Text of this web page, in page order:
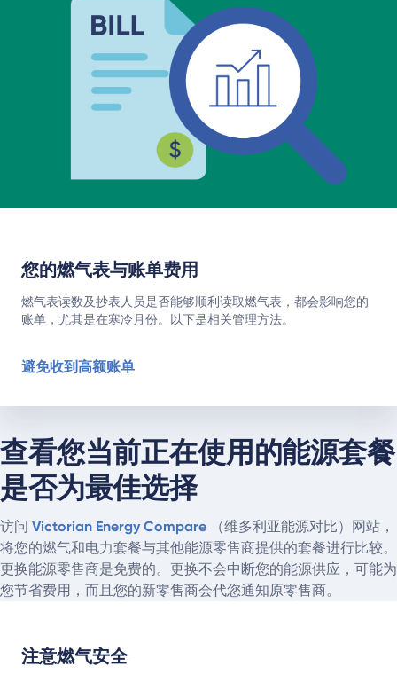
您的燃气表与账单费用
燃气表读数及抄表人员是否能够顺利读取燃气表，都会影响您的
账单，尤其是在寒冷月份。以下是相关管理方法。
避免收到高额账单
查看您当前正在使用的能源套餐
是否为最佳选择
访问 Victorian Energy Compare （维多利亚能源对比）网站，
将您的燃气和电力套餐与其他能源零售商提供的套餐进行比较。
更换能源零售商是免费的。更换不会中断您的能源供应，可能为
您节省费用，而且您的新零售商会代您通知原零售商。
注意燃气安全